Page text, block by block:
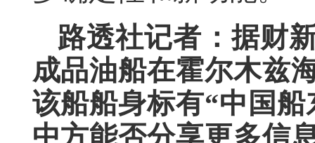
路透社记者：据财
成品油船在霍尔木兹
该船船身标有“中国
中方能否分享更多信